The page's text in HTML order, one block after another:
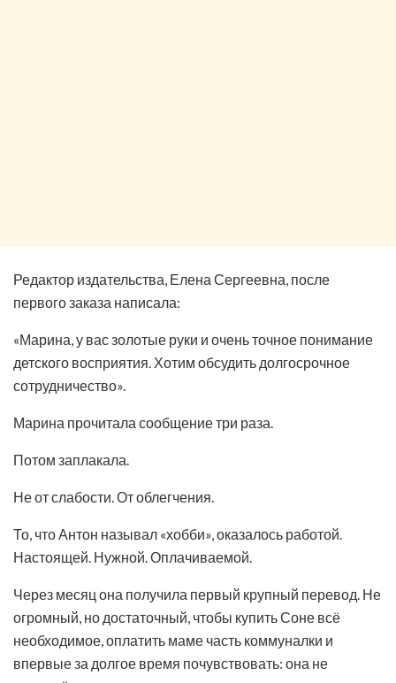
Редактор издательства, Елена Сергеевна, после
первого заказа написала:
«Марина, у вас золотые руки и очень точное понимание
детского восприятия. Хотим обсудить долгосрочное
сотрудничество».
Марина прочитала сообщение три раза.
Потом заплакала.
Не от слабости. От облегчения.
То, что Антон называл «хобби», оказалось работой.
Настоящей. Нужной. Оплачиваемой.
Через месяц она получила первый крупный перевод. Не
огромный, но достаточный, чтобы купить Соне всё
необходимое, оплатить маме часть коммуналки и
впервые за долгое время почувствовать: она не